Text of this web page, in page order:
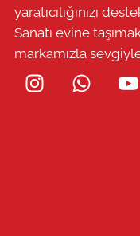
yaratıcılığınızı
Sanatı evine
markamızla